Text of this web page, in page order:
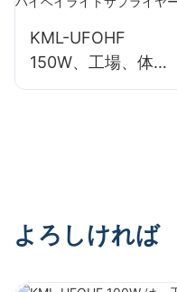
ベイ ライト サプラ
イヤーです。
KML-UFOHF
150W、工場、体育
館などの屋内照明用
よろしければ